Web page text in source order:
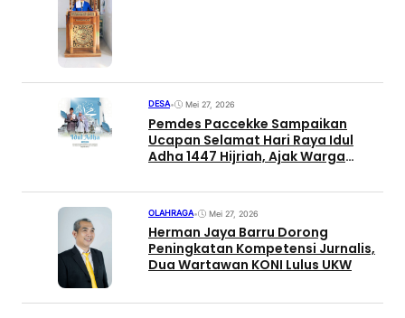
DESA• Mei 27, 2026
Pemdes Paccekke Sampaikan
Ucapan Selamat Hari Raya Idul
Adha 1447 Hijriah, Ajak Warga
OLAHRAGA• Mei 27, 2026
Herman Jaya Barru Dorong
Peningkatan Kompetensi Jurnalis,
Dua Wartawan KONI Lulus UKW